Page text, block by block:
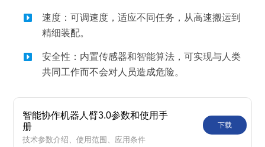
速度：可调速度，适应不同任务，从高速搬运到
精细装配。
安全性：内置传感器和智能算法，可实现与人类
共同工作而不会对人员造成危险。
智能协作机器人臂3.0参数和使用手
册
技术参数介绍、使用范围、应用条件
下载